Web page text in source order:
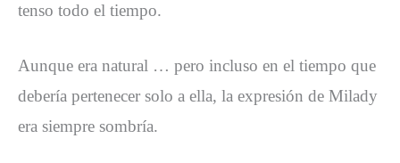
tenso todo el tiempo.
Aunque era natural … pero incluso en el tiempo que
debería pertenecer solo a ella, la expresión de Milady
era siempre sombría.